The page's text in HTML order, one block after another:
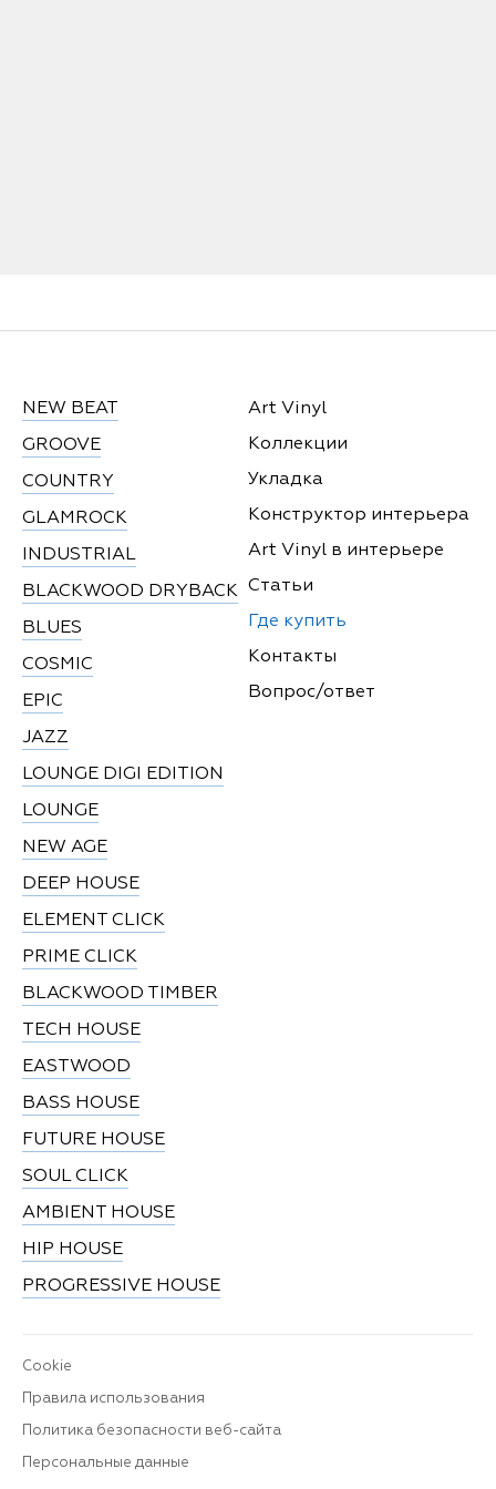
NEW BEAT
GROOVE
COUNTRY
GLAMROCK
INDUSTRIAL
BLACKWOOD DRYBACK
BLUES
COSMIC
EPIC
JAZZ
LOUNGE DIGI EDITION
LOUNGE
NEW AGE
DEEP HOUSE
ELEMENT CLICK
PRIME CLICK
BLACKWOOD TIMBER
TECH HOUSE
EASTWOOD
BASS HOUSE
FUTURE HOUSE
SOUL CLICK
AMBIENT HOUSE
HIP HOUSE
PROGRESSIVE HOUSE
Art Vinyl
Коллекции
Укладка
Конструктор интерьера
Art Vinyl в интерьере
Статьи
Где купить
Контакты
Вопрос/ответ
Cookie
Правила использования
Политика безопасности веб-сайта
Персональные данные